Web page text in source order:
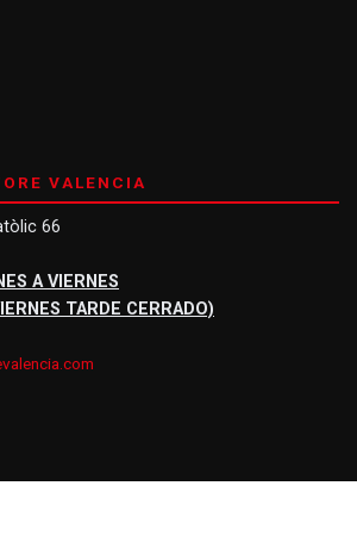
VALENCIA
66
A VIERNES
TARDE CERRADO)